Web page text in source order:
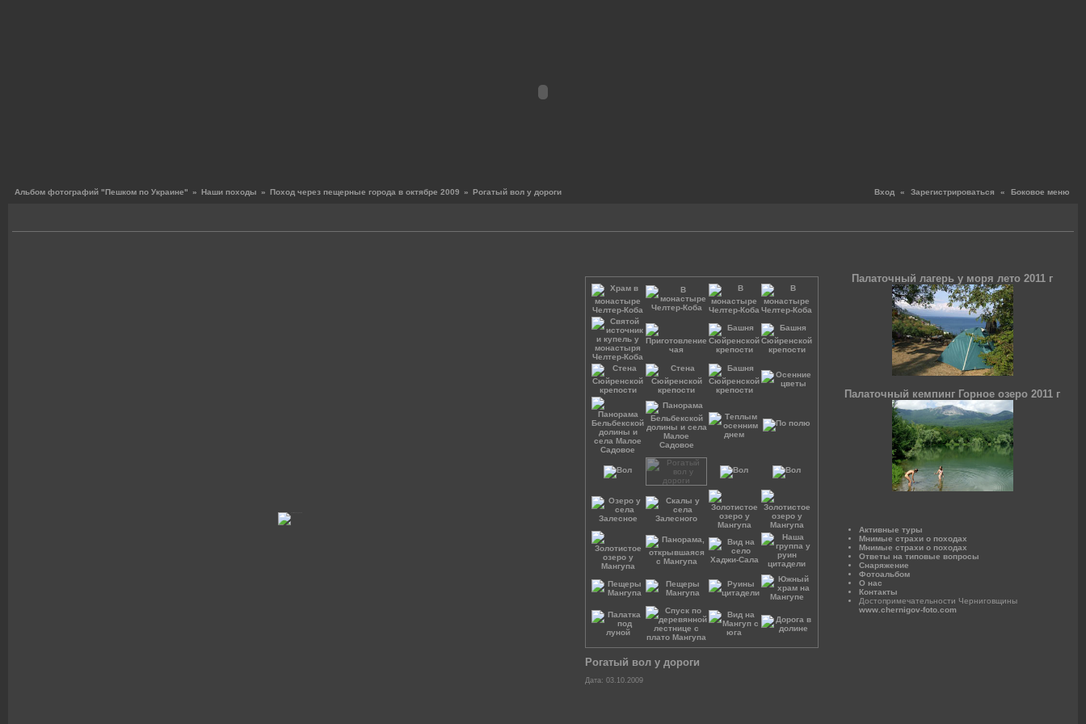
Вход « Зарегистрироваться « Боковое меню
Альбом фотографий "Пешком по Украине" » Наши походы » Поход через пещерные города в октябре 2009 » Рогатый вол у дороги
Рогатый вол у дороги
Дата: 03.10.2009
Палаточный лагерь у моря лето 2011 г
Палаточный кемпинг Горное озеро 2011 г
Активные туры
Мнимые страхи о походах
Мнимые страхи о походах
Ответы на типовые вопросы
Снаряжение
Фотоальбом
О нас
Контакты
Достопримечательности Черниговщины
www.chernigov-foto.com